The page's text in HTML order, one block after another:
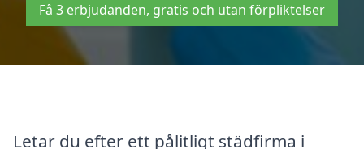
Få 3 erbjudanden, gratis och utan förpliktelser
Letar du efter ett pålitligt städfirma i